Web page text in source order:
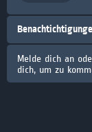
Melde dich an
dich, um zu